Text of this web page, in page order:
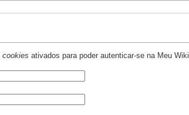
cookies ativados para poder autenticar-se na Meu Wiki.